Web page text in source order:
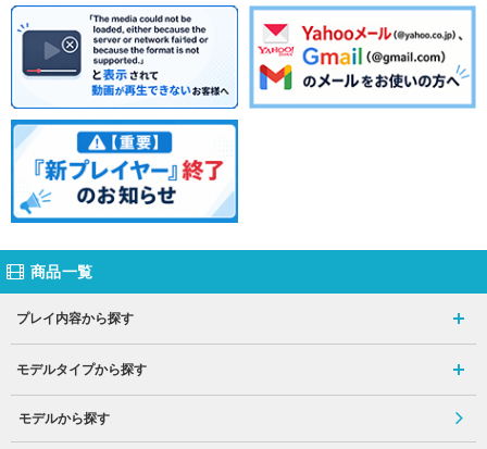
商品一覧
プレイ内容から探す
モデルタイプから探す
モデルから探す